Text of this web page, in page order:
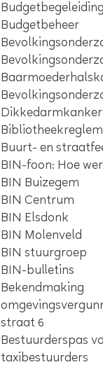
Budgetbegeleiding
Budgetbeheer
Dikkedarmkanker
Buurt- en
BIN-foon: Hoe
BIN Buizegem
BIN Centrum
BIN Elsdonk
BIN Molenveld
BIN stuurgroep
BIN-bulletins
Bekendmaking
straat 6
Bestuurderspas
taxibestuurders